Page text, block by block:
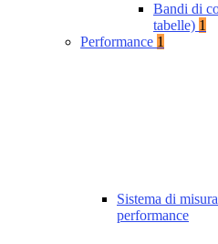
Bandi di
tabelle) 1
Performance 1
Sistema di
performance